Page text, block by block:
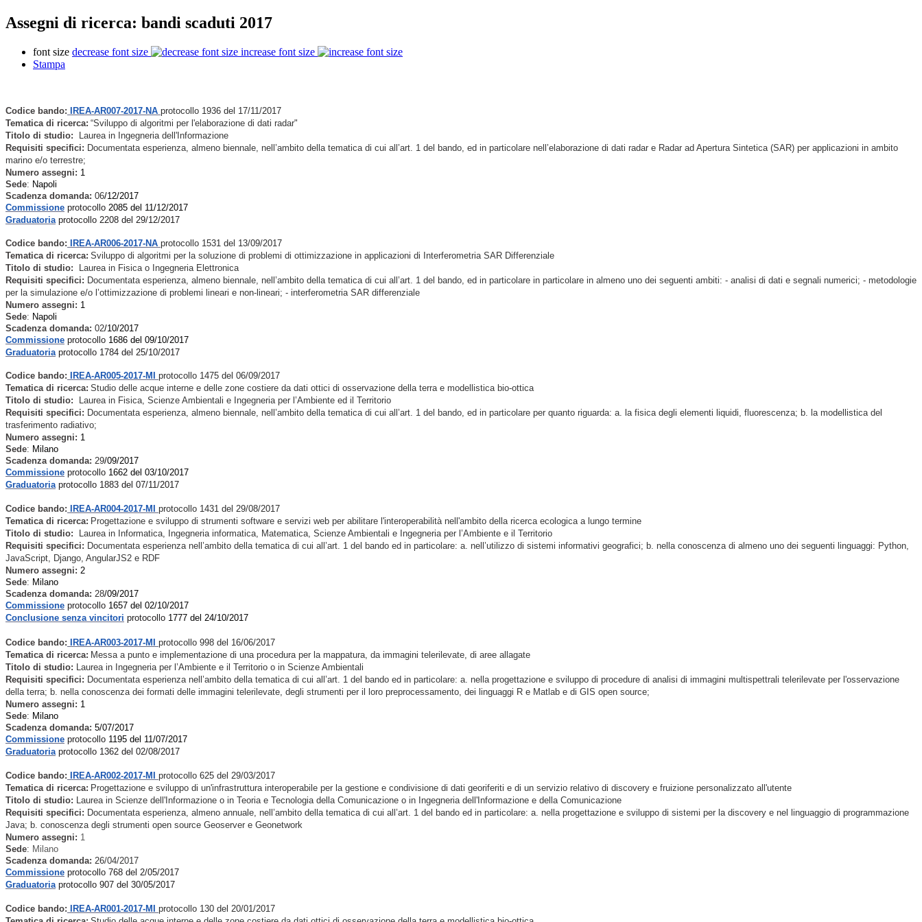
Assegni di ricerca: bandi scaduti 2017
font size decrease font size
increase font size
Stampa
Codice bando: IREA-AR007-2017-NA protocollo 1936 del 17/11/2017
Tematica di ricerca: “Sviluppo di algoritmi per l'elaborazione di dati radar"
Titolo di studio:
Laurea in Ingegneria dell'Informazione
Requisiti specifici: Documentata esperienza, almeno biennale, nell’ambito della tematica di cui all’art. 1 del bando, ed in particolare nell’elaborazione di dati radar e Radar ad Apertura Sintetica (SAR) per applicazioni in ambito
marino e/o terrestre;
Numero assegni: 1
Sede: Napoli
Scadenza domanda: 06/12/2017
Commissione protocollo 2085 del 11/12/2017
Graduatoria protocollo 2208 del 29/12/2017
Codice bando: IREA-AR006-2017-NA protocollo 1531 del 13/09/2017
Tematica di ricerca: Sviluppo di algoritmi per la soluzione di problemi di ottimizzazione in applicazioni di Interferometria SAR Differenziale
Titolo di studio:
Laurea in Fisica o Ingegneria Elettronica
Requisiti specifici: Documentata esperienza, almeno biennale, nell’ambito della tematica di cui all’art. 1 del bando, ed in particolare in particolare in almeno uno dei seguenti ambiti: - analisi di dati e segnali numerici; - metodologie
per la simulazione e/o l’ottimizzazione di problemi lineari e non-lineari; - interferometria SAR differenziale
Numero assegni: 1
Sede: Napoli
Scadenza domanda: 02/10/2017
Commissione protocollo 1686 del 09/10/2017
Graduatoria protocollo 1784 del 25/10/2017
Codice bando: IREA-AR005-2017-MI
protocollo 1475 del 06/09/2017
Tematica di ricerca: Studio delle acque interne e delle zone costiere da dati ottici di osservazione della terra e modellistica bio-ottica
Titolo di studio:
Laurea in Fisica, Scienze Ambientali e Ingegneria per l’Ambiente ed il Territorio
Requisiti specifici: Documentata esperienza, almeno biennale, nell’ambito della tematica di cui all’art. 1 del bando, ed in particolare per quanto riguarda: a. la fisica degli elementi liquidi, fluorescenza; b. la modellistica del
trasferimento radiativo;
Numero assegni: 1
Sede: Milano
Scadenza domanda: 29/09/2017
Commissione protocollo 1662 del 03/10/2017
Graduatoria protocollo 1883 del 07/11/2017
Codice bando: IREA-AR004-2017-MI
protocollo 1431 del 29/08/2017
Tematica di ricerca: Progettazione e sviluppo di strumenti software e servizi web per abilitare l'interoperabilità nell'ambito della ricerca ecologica a lungo termine
Titolo di studio:
Laurea in Informatica, Ingegneria informatica, Matematica, Scienze Ambientali e Ingegneria per l’Ambiente e il Territorio
Requisiti specifici: Documentata esperienza nell’ambito della tematica di cui all’art. 1 del bando ed in particolare: a. nell’utilizzo di sistemi informativi geografici; b. nella conoscenza di almeno uno dei seguenti linguaggi: Python,
JavaScript, Django, AngularJS2 e RDF
Numero assegni: 2
Sede: Milano
Scadenza domanda: 28/09/2017
Commissione protocollo 1657 del 02/10/2017
Conclusione senza vincitori protocollo 1777 del 24/10/2017
Codice bando: IREA-AR003-2017-MI
protocollo 998 del 16/06/2017
Tematica di ricerca: Messa a punto e implementazione di una procedura per la mappatura, da immagini telerilevate, di aree allagate
Titolo di studio:
Laurea in Ingegneria per l’Ambiente e il Territorio o in Scienze Ambientali
Requisiti specifici: Documentata esperienza nell’ambito della tematica di cui all’art. 1 del bando ed in particolare: a. nella progettazione e sviluppo di procedure di analisi di immagini multispettrali telerilevate per l'osservazione
della terra; b. nella conoscenza dei formati delle immagini telerilevate, degli strumenti per il loro preprocessamento, dei linguaggi R e Matlab e di GIS open source;
Numero assegni: 1
Sede: Milano
Scadenza domanda: 5/07/2017
Commissione protocollo 1195 del 11/07/2017
Graduatoria protocollo 1362 del 02/08/2017
Codice bando: IREA-AR002-2017-MI
protocollo 625 del 29/03/2017
Tematica di ricerca: Progettazione e sviluppo di un'infrastruttura interoperabile per la gestione e condivisione di dati georiferiti e di un servizio relativo di discovery e fruizione personalizzato all'utente
Titolo di studio:
Laurea in Scienze dell'Informazione o in Teoria e Tecnologia della Comunicazione o in Ingegneria dell'Informazione e della Comunicazione
Requisiti specifici: Documentata esperienza, almeno annuale, nell’ambito della tematica di cui all’art. 1 del bando ed in particolare: a. nella progettazione e sviluppo di sistemi per la discovery e nel linguaggio di programmazione
Java; b. conoscenza degli strumenti open source Geoserver e Geonetwork
Numero assegni: 1
Sede: Milano
Scadenza domanda: 26/04/2017
Commissione protocollo 768 del 2/05/2017
Graduatoria protocollo 907 del 30/05/2017
Codice bando: IREA-AR001-2017-MI
protocollo 130 del 20/01/2017